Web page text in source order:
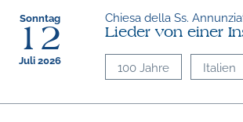
Sonntag
12
Juli 2026
Chiesa della Ss.
Lieder von einer
100 Jahre Italien